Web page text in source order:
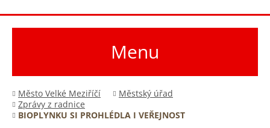
Menu
Město Velké Meziříčí
Městský úřad
Zprávy z radnice
BIOPLYNKU SI PROHLÉDLA I VEŘEJNOST